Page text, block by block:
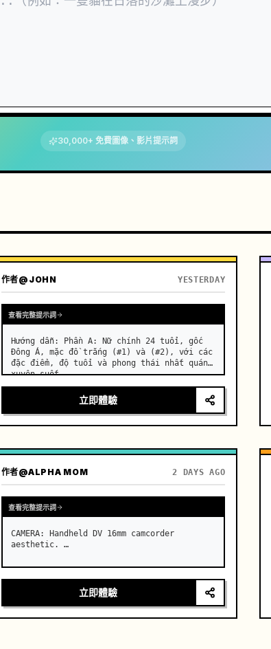
30,000+ 免費圖像、影片提示詞
作者@JOHN YESTERDAY
查看完整提示詞
Hướng dẫn: Phần A: Nữ chính 24 tuổi, gốc
Đông Á, mặc đồ trắng (#1) và (#2), với các
đặc điểm, độ tuổi và phong thái nhất quán
xuyên suốt. …
立即體驗
作者@ALPHA MOM 2 DAYS AGO
查看完整提示詞
CAMERA: Handheld DV 16mm camcorder
aesthetic. …
立即體驗